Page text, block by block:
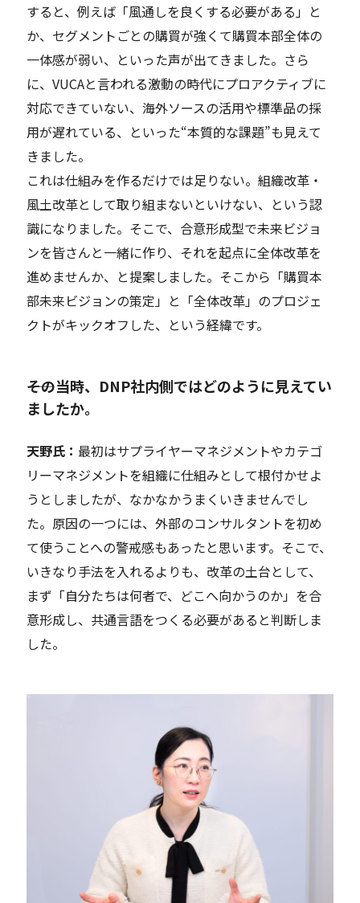
すると、例えば「風通しを良くする必要がある」と
か、セグメントごとの購買が強くて購買本部全体の
一体感が弱い、といった声が出てきました。さら
に、VUCAと言われる激動の時代にプロアクティブに
対応できていない、海外ソースの活用や標準品の採
用が遅れている、といった“本質的な課題”も見えて
き ました。
これは仕組みを作るだけでは足りない。組織改革・
風土改革として取り組まないといけない、という認
識になりました。そこで、合意形成型で未来ビジョ
ンを皆さんと一緒に作り、それを起点に全体改革を
進めませんか、と提案しました。そこから「購買本
部未来ビジョンの策定」と「全体改革」のプロジェ
クトがキックオフした、という経緯です。
――その当時、DNP社内側ではどのように見えてい
ましたか。
天野氏：最初はサプライヤーマネジメントやカテゴ
リーマネジメントを組織に仕組みとして根付かせよ
うとしましたが、なかなかうまくいきませんでし
た。原因の一つには、外部のコンサルタントを初め
て使うことへの警戒感もあったと思います。そこで、
いきなり手法を入れるよりも、改革の土台として、
まず「自分たちは何者で、どこへ向かうのか」を合
意形成し、共通言語をつくる必要があると判断しま
した。